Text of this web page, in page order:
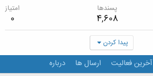
پسندها
4,608
امتیاز
0
پیدا کردن
آخرین فعالیت ارسال ها درباره